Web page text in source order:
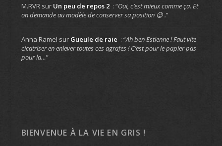
M.RVRsur Un peu de repos 2 : “Oui, c’est mieux comme ça. Et
on demande au modèle de conserver sa position 😉 .”
Anna Ramel sur Gueule de raie : “Ah ben Estienne ! Faut vite
cicatriser en enlever toutes ces agrafes ! C’est pour le papier pas
pour la…”
BIENVENUE À LA VIE EN GRIS !